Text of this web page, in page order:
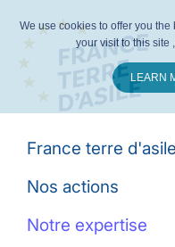
France terre d'asile
Nos actions
Notre expertise
We use cookies to offer you
your visit to this site
LEARN